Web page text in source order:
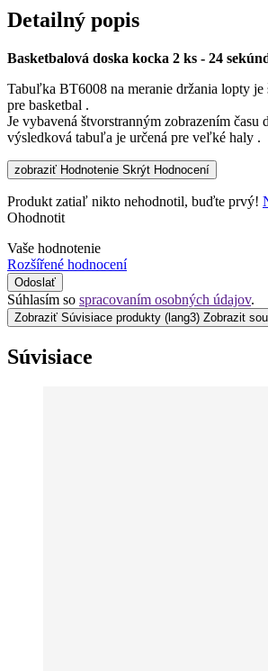
Detailný popis
Basketbalová doska kocka 2 ks - 24
Tabuľka BT6008 na meranie držania lopty je
pre basketbal .
Je vybavená štvorstranným zobrazením času
výsledková tabuľa je určená pre veľké haly .
zobraziť Hodnotenie Skrýt Hodnocení
Produkt zatiaľ nikto nehodnotil, buďte prvý!
Ohodnotit
Vaše hodnotenie
Rozšířené hodnocení
Odoslať
Súhlasím so spracovaním osobných údajov.
Zobraziť Súvisiace produkty (lang3) Zobrazit
Súvisiace